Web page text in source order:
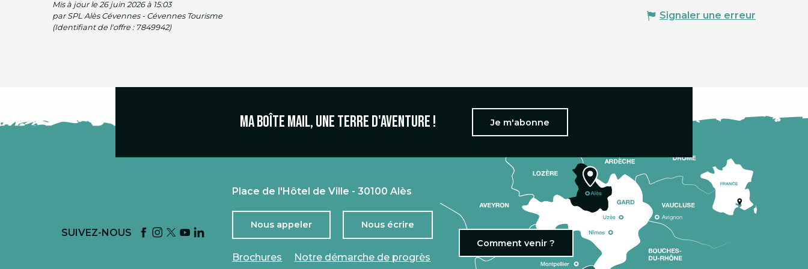
Mis à jour le 26 juin 2026 à 15:03
par SPL Alès Cévennes - Cévennes Tourisme
(Identifiant de l'offre : 7849942)
Signaler une erreur
Ma boîte mail, une terre d'aventure ! Je m'abonne
SUIVEZ-NOUS
Place de l'Hôtel de Ville - 30100 Alès
Nous appeler Nous écrire
Brochures Notre démarche de progrès
Comment venir ?